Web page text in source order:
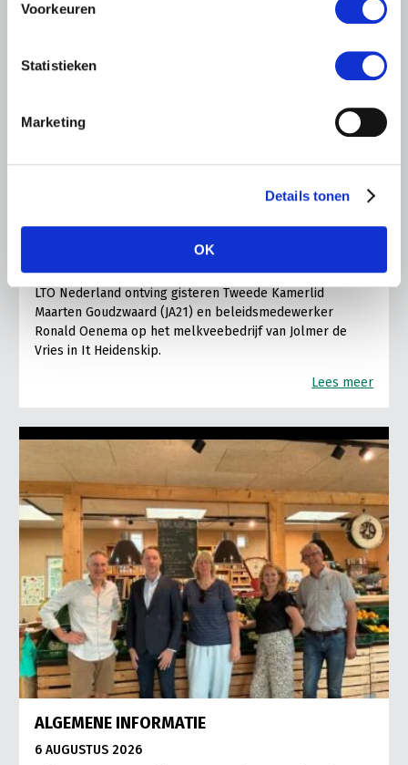
Voorkeuren
Statistieken
Marketing
Details tonen
OK
LTO LOBBY
bezoekt melkveehouderij in
LTO Nederland ontving gisteren Tweede Kamerlid
Maarten Goudzwaard (JA21) en beleidsmedewerker
Ronald Oenema op het melkveebedrijf van Jolmer de
Vries in It Heidenskip.
Lees meer
ALGEMENE INFORMATIE
6 AUGUSTUS 2026